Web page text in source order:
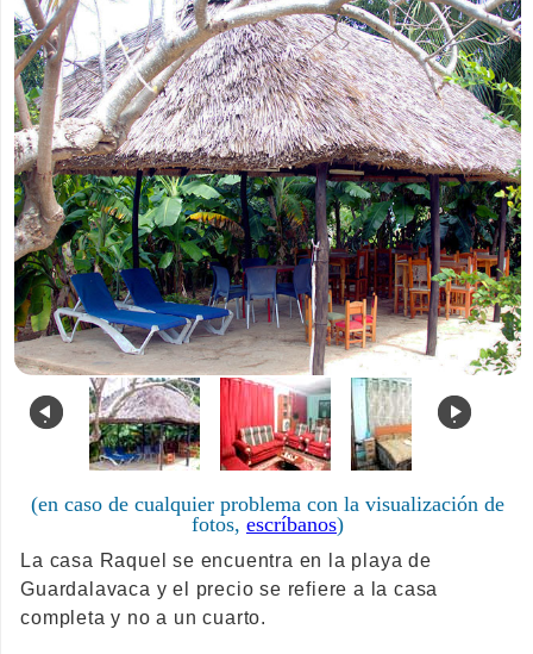
. .
(en caso de cualquier problema con la visualización de
fotos, escríbanos)
La casa Raquel se encuentra en la playa de
Guardalavaca y el precio se refiere a la casa
completa y no a un cuarto.